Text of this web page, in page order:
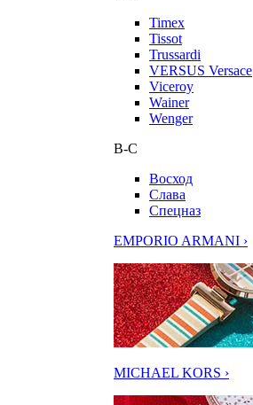
Timex
Tissot
Trussardi
VERSUS Versace
Viceroy
Wainer
Wenger
В-С
Восход
Слава
Спецназ
EMPORIO ARMANI ›
MICHAEL KORS ›